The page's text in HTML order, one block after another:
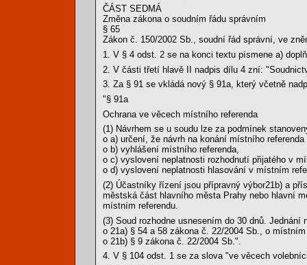
ČÁST SEDMÁ
Změna zákona o soudním řádu správním
§ 65
Zákon č. 150/2002 Sb., soudní řád správní, ve
1. V § 4 odst. 2 se na konci textu písmene a)
2. V části třetí hlavě II nadpis dílu 4 zní:
3. Za § 91 se vkládá nový § 91a, který včetně
"§ 91a
Ochrana ve věcech místního referenda
(1) Návrhem se u soudu lze za podmínek
o a) určení, že návrh na konání místního
o b) vyhlášení místního referenda,
o c) vyslovení neplatnosti rozhodnutí přijatého v
o d) vyslovení neplatnosti hlasování v místním
(2) Účastníky řízení jsou přípravný výbor21b) a
městská část hlavního města Prahy nebo hlavní
místním referendu.
(3) Soud rozhodne usnesením do 30 dnů. Jednání
o 21a) § 54 a 58 zákona č. 22/2004 Sb., o
o 21b) § 9 zákona č. 22/2004 Sb.".
4. V § 104 odst. 1 se za slova "ve věcech